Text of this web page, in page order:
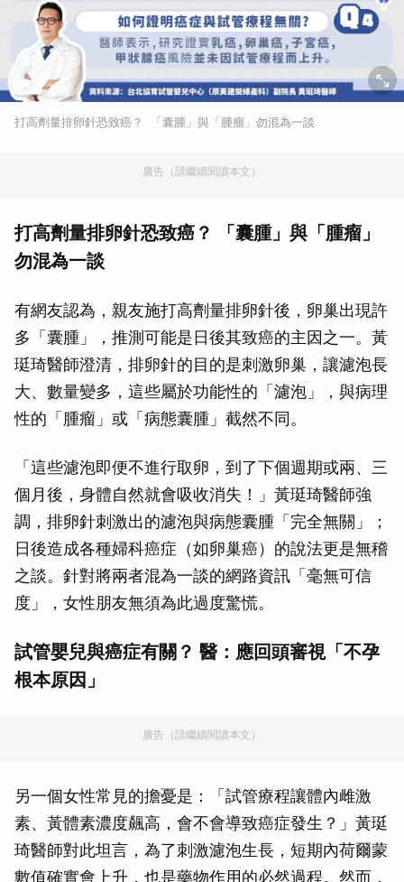
打高劑量排卵針恐致癌？ 「囊腫」與「腫瘤」勿混為一談
廣告（請繼續閱讀本文）
打高劑量排卵針恐致癌？ 「囊腫」與「腫瘤」
勿混為一談
有網友認為，親友施打高劑量排卵針後，卵巢出現許
多「囊腫」，推測可能是日後其致癌的主因之一。黃
珽琦醫師澄清，排卵針的目的是刺激卵巢，讓濾泡長
大、數量變多，這些屬於功能性的「濾泡」，與病理
性的「腫瘤」或「病態囊腫」截然不同。
「這些濾泡即便不進行取卵，到了下個週期或兩、三
個月後，身體自然就會吸收消失！」黃珽琦醫師強
調，排卵針刺激出的濾泡與病態囊腫「完全無關」；
日後造成各種婦科癌症（如卵巢癌）的說法更是無稽
之談。針對將兩者混為一談的網路資訊「毫無可信
度」，女性朋友無須為此過度驚慌。
試管嬰兒與癌症有關？ 醫：應回頭審視「不孕
根本原因」
廣告（請繼續閱讀本文）
另一個女性常見的擔憂是：「試管療程讓體內雌激
素、黃體素濃度飆高，會不會導致癌症發生？」黃珽
琦醫師對此坦言，為了刺激濾泡生長，短期內荷爾蒙
數值確實會上升，也是藥物作用的必然過程。然而，